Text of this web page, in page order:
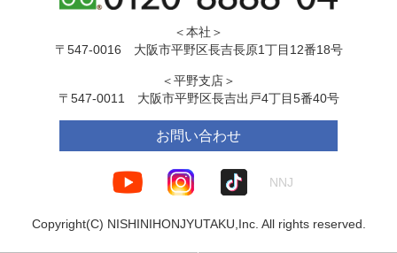
＜本社＞
〒547-0016 大阪市平野区長吉長原1丁目12番18号
＜平野支店＞
〒547-0011 大阪市平野区長吉出戸4丁目5番40号
お問い合わせ
NNJ
Copyright(C) NISHINIHONJYUTAKU,Inc. All rights reserved.